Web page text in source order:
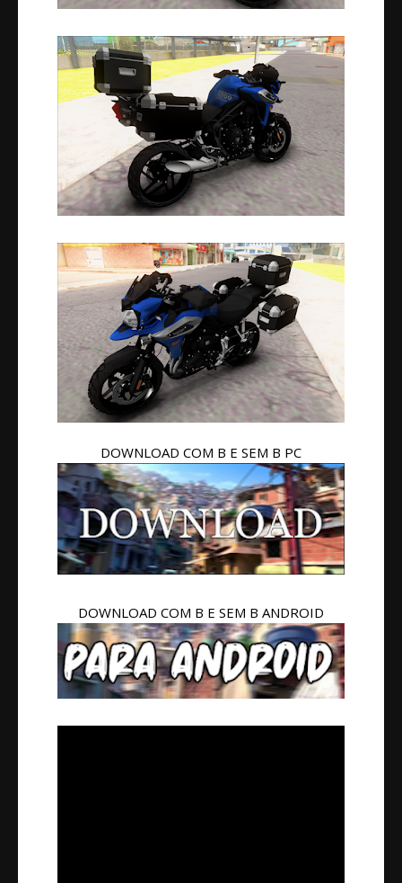
DOWNLOAD COM B E SEM B PC
DOWNLOAD COM B E SEM B ANDROID